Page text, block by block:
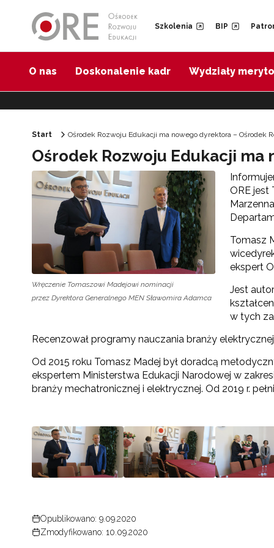
Szkolenia BIP
O nas Doskonalenie kadr Wydziały
Start Ośrodek Rozwoju Edukacji ma nowego dyrektora – Ośrodek
Ośrodek Rozwoju Edukacji
Wręczenie Tomaszowi Madejowi nominacji
przez Dyrektora Generalnego MEN Sławomira Adamca
ORE jest
Tomasz
ekspert
Jest
w tych
Recenzował programy nauczania branży
Od 2015 roku Tomasz Madej był doradcą
ekspertem Ministerstwa Edukacji Narodowej w
branży mechatronicznej i elektrycznej. Od 2019 r.
Opublikowano: 9.09.2020
Zmodyfikowano: 10.09.2020